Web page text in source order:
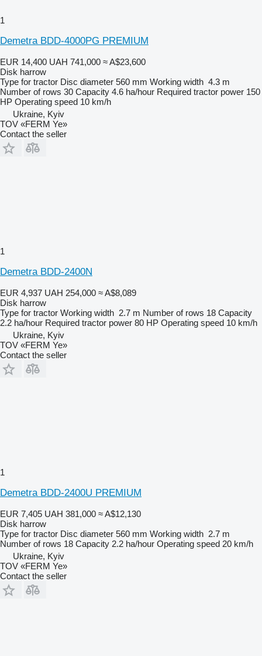
1
Demetra BDD-4000PG PREMIUM
EUR 14,400 UAH 741,000 ≈ A$23,600
Disk harrow
Type for tractor Disc diameter 560 mm Working width 4.3 m
Number of rows 30 Capacity 4.6 ha/hour Required tractor power 150
HP Operating speed 10 km/h
Ukraine, Kyiv
TOV «FERM Ye»
Contact the seller
1
Demetra BDD-2400N
EUR 4,937 UAH 254,000 ≈ A$8,089
Disk harrow
Type for tractor Working width 2.7 m Number of rows 18 Capacity
2.2 ha/hour Required tractor power 80 HP Operating speed 10 km/h
Ukraine, Kyiv
TOV «FERM Ye»
Contact the seller
1
Demetra BDD-2400U PREMIUM
EUR 7,405 UAH 381,000 ≈ A$12,130
Disk harrow
Type for tractor Disc diameter 560 mm Working width 2.7 m
Number of rows 18 Capacity 2.2 ha/hour Operating speed 20 km/h
Ukraine, Kyiv
TOV «FERM Ye»
Contact the seller